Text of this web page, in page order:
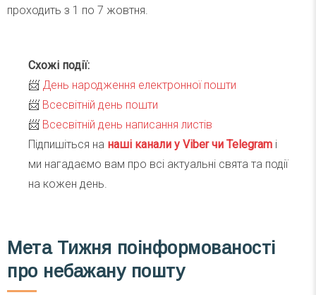
проходить з 1 по 7 жовтня.
Схожі події:
📨 День народження електронної пошти
📨 Всесвітній день пошти
📨 Всесвітній день написання листів
Підпишіться на наші канали у Viber чи Telegram і
ми нагадаємо вам про всі актуальні свята та події
на кожен день.
Мета Тижня поінформованості
про небажану пошту